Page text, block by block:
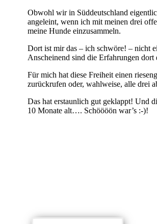
Obwohl wir in Süddeutschland
angeleint, wenn ich mit meinen drei
meine Hunde einzusammeln.
Dort ist mir das – ich schwöre! – nicht
Anscheinend sind die Erfahrungen
Für mich hat diese Freiheit einen
zurückrufen oder, wahlweise, alle drei
Das hat erstaunlich gut geklappt! Und
10 Monate alt…. Schöööön war’s :-)!